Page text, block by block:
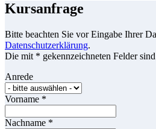
Kursanfrage
Bitte beachten Sie vor Eingabe Ihrer
Datenschutzerklärung.
Die mit * gekennzeichneten Felder
Anrede
Vorname *
Nachname *